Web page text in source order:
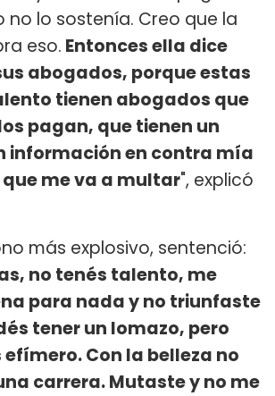
no lo sostenía. Creo que la
eso. Entonces ella dice
abogados, porque estas
tienen abogados que
pagan, que tienen un
información en contra mía
que me va a multar", explicó
más explosivo, sentenció:
no tenés talento, me
para nada y no triunfaste
tener un lomazo, pero
efímero. Con la belleza no
carrera. Mutaste y no me